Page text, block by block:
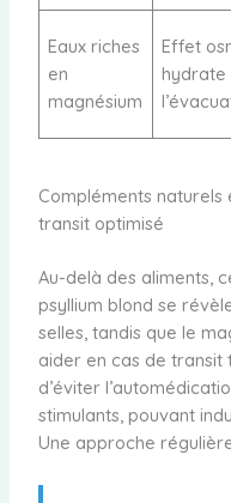
Eaux riches
en
magnésium
Effet
Compléments naturels
transit optimisé
Au-delà des aliments,
psyllium blond se
selles, tandis que le
aider en cas de transit
d’éviter
stimulants, pouvant
Une approche